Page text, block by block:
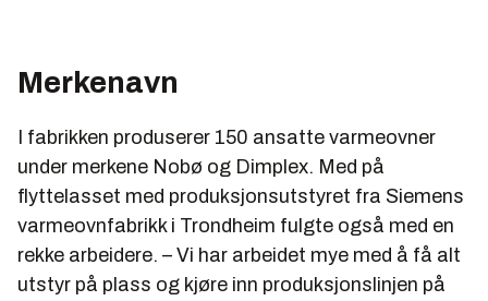
Merkenavn
I fabrikken produserer 150 ansatte varmeovner
under merkene Nobø og Dimplex. Med på
flyttelasset med produksjonsutstyret fra Siemens
varmeovnfabrikk i Trondheim fulgte også med en
rekke arbeidere. – Vi har arbeidet mye med å få alt
utstyr på plass og kjøre inn produksjonslinjen på